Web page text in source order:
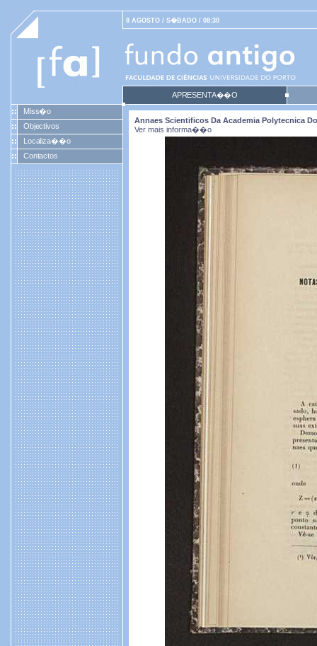
8 AGOSTO / S�BADO / 08:30
APRESENTA��O
Miss�o
Objectivos
Localiza��o
Contactos
Annaes Scientificos Da Academia Polytecnica
Ver mais informa��o